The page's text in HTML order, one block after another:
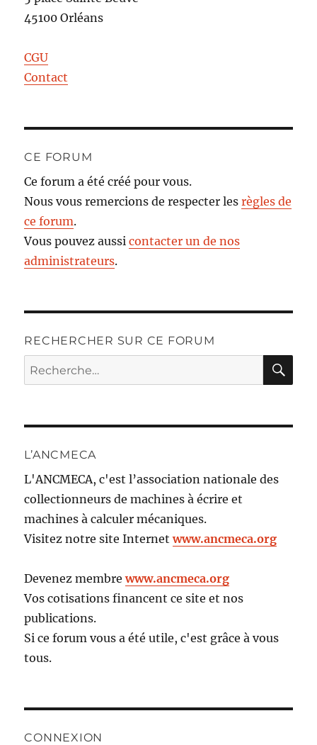
45100 Orléans
CGU
Contact
CE FORUM
Ce forum a été créé pour vous.
Nous vous remercions de respecter lesrègles de
ce forum.
Vous pouvez aussicontacter un de nos
administrateurs.
RECHERCHER SUR CE FORUM
Recherche
pour :
L’ANCMECA
L'ANCMECA, c'est l’association nationale des
collectionneurs de machines à écrire et
machines à calculer mécaniques.
Visitez notre site Internetwww.ancmeca.org
Devenez membrewww.ancmeca.org
Vos cotisations financent ce site et nos
publications.
Si ce forum vous a été utile, c'est grâce à vous
tous.
CONNEXION